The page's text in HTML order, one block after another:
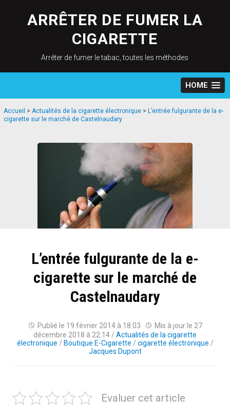
content
ARRÊTER DE FUMER LA
CIGARETTE
Arrêter de fumer le tabac, toutes les méthodes
HOME
Accueil > Actualités de la cigarette électronique > L’entrée fulgurante de la e-
cigarette sur le marché de Castelnaudary
L’entrée fulgurante de la e-
cigarette sur le marché de
Castelnaudary
Publié le 19 février 2014 à 18:03 Mis à jour le 27
décembre 2018 à 22:14/ Actualités de la cigarette
électronique / Boutique E-Cigarette / cigarette électronique /
Jacques Dupont
Evaluer cet article